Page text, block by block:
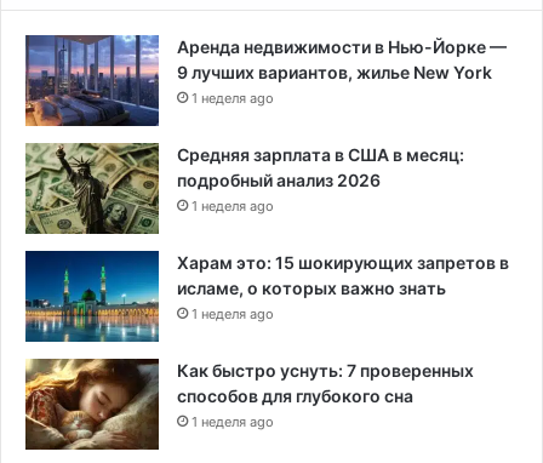
з
н
о
г
л
а
с
и
м
е
д
у
е
ы
й
д
о
м
Аренда недвижимости в Нью-Йорке —
9 лучших вариантов, жилье New York
1 неделя ago
Средняя зарплата в США в месяц:
подробный анализ 2026
1 неделя ago
Харам это: 15 шокирующих запретов в
исламе, о которых важно знать
1 неделя ago
Как быстро уснуть: 7 проверенных
способов для глубокого сна
1 неделя ago